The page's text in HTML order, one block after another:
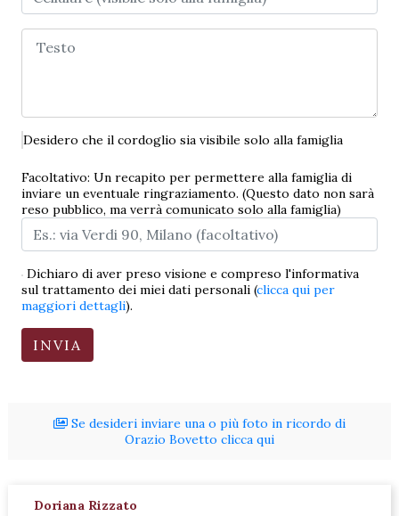
Desidero che il cordoglio sia visibile solo alla famiglia
Facoltativo: Un recapito per permettere alla famiglia di
inviare un eventuale ringraziamento. (Questo dato non sarà
reso pubblico, ma verrà comunicato solo alla famiglia)
Dichiaro di aver preso visione e compreso l'informativa
sul trattamento dei miei dati personali (clicca qui per
maggiori dettagli).
Se desideri inviare una o più foto in ricordo di
Orazio Bovetto clicca qui
Doriana Rizzato